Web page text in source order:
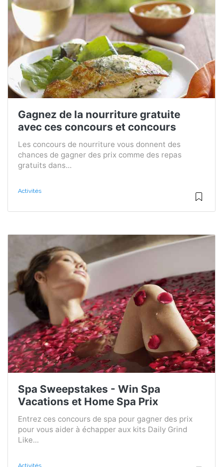
Gagnez de la nourriture gratuite
avec ces concours et concours
Les concours de nourriture vous donnent des
chances de gagner des prix comme des repas
gratuits dans...
Activités
Spa Sweepstakes - Win Spa
Vacations et Home Spa Prix
Entrez ces concours de spa pour gagner des prix
pour vous aider à échapper aux kits Daily Grind
Like...